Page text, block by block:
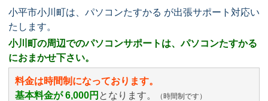
小平市小川町は、パソコンたすかる が出張サポート対応い
たします。
小川町の周辺でのパソコンサポートは、パソコンたすかる
におまかせ下さい。
料金は時間制になっております。
基本料金が 6,000円 となります。 （時間制です）